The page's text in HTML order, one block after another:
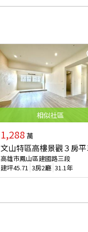
相似社區
1,288 萬
文山特區高樓景觀３房
高雄市鳳山區建國路三段
建坪45.71 3房2廳 31.1年